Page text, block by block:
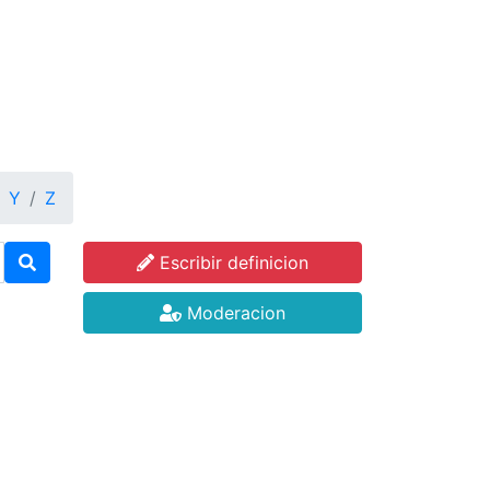
Y Z
Escribir definicion
Moderacion